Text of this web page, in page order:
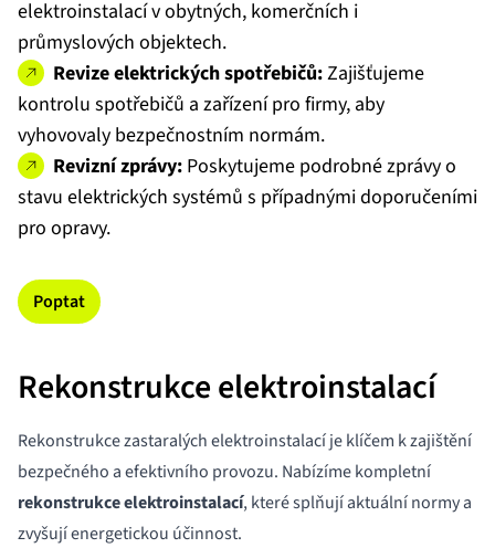
elektroinstalací v obytných, komerčních i
průmyslových objektech.
Revize elektrických spotřebičů:Zajišťujeme
kontrolu spotřebičů a zařízení pro firmy, aby
vyhovovaly bezpečnostním normám.
Revizní zprávy: Poskytujeme podrobné zprávy o
stavu elektrických systémů s případnými doporučeními
pro opravy.
Poptat
Rekonstrukce elektroinstalací
Rekonstrukce zastaralých elektroinstalací je klíčem k zajištění
bezpečného a efektivního provozu. Nabízíme kompletní
rekonstrukce elektroinstalací, které splňují aktuální normy a
zvyšují energetickou účinnost.